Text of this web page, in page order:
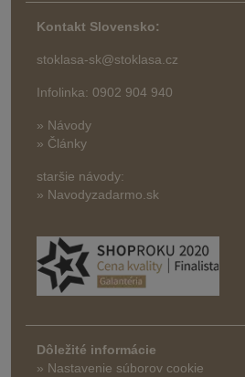
Kontakt Slovensko:
stoklasa-sk@stoklasa.cz
Infolinka: 0902 904 940
» Návody
» Články
staršie návody:
» Navodyzadarmo.sk
Dôležité informácie
» Nastavenie súborov cookie